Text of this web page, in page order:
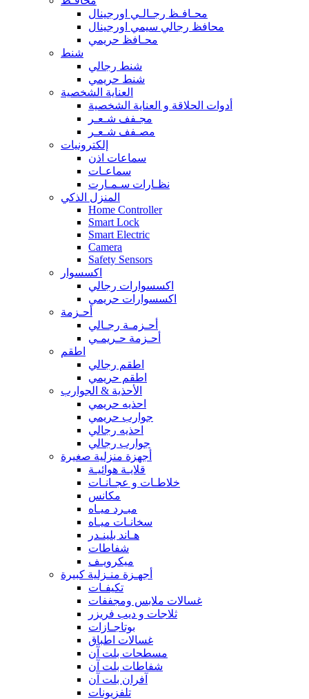
محـافـظ رجـالـي اورجينال
محافظ رجالي سيمي اورجينال
محـافظ حريمي
شنط
شنط رجالي
شنط حريمي
العناية الشخصية
أدوات الحلاقة و العناية الشخصية
مجـفف شـعـر
مصـفف شـعـر
إلكترونيات
سماعات اذن
سماعـات
نظـارات سـمـارت
المنزل الذكي
Home Controller
Smart Lock
Smart Electric
Camera
Safety Sensors
اكسسوار
اكسسوارات رجالي
اكسسوارات حريمي
أحـزمة
أحـزمـة رجـالي
أحـزمة حـريمـي
اطقم
اطقم رجالي
اطقم حريمي
الأحذية & الجوارب
احذيه حريمي
جوارب حريمي
احذيه رجالي
جوارب رجالي
أجهزة منزلية صغيرة
قلايـة هوائيـة
خلاطـات و عجـانـات
مكانس
مبـرد ميـاه
سخانـات ميـاه
هـاند بلينـدر
شفاطات
ميكرويـف
أجهـزة منـزلية كبيرة
تكيفـات
غسالات ملابس ومجففات
ثلاجات و ديب فريزر
بوتاجـازات
غسالات اطباق
مسطحات بلت آن
شفاطات بلت آن
آفران بلت آن
تلفزيونات